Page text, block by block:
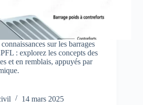
sur les barrages
: explorez les concepts des
et en remblais, appuyés par
14 mars 2025